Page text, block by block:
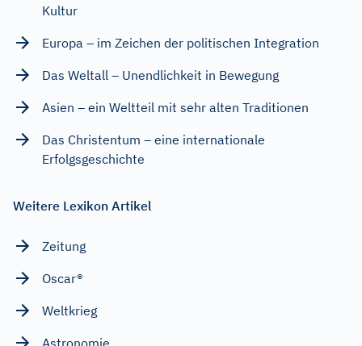
Kultur
Europa – im Zeichen der politischen Integration
Das Weltall – Unendlichkeit in Bewegung
Asien – ein Weltteil mit sehr alten Traditionen
Das Christentum – eine internationale
Erfolgsgeschichte
Weitere Lexikon Artikel
Zeitung
Oscar®
Weltkrieg
Astronomie